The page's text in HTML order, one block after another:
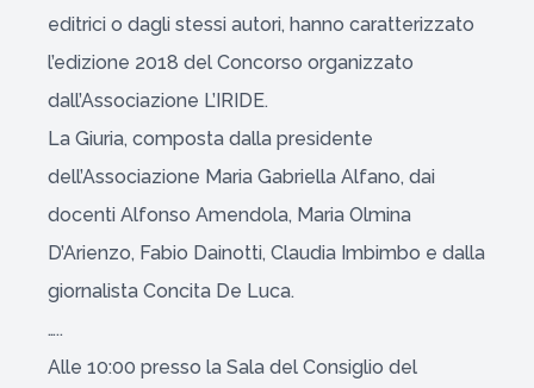
editrici o dagli stessi autori, hanno caratterizzato
l’edizione 2018 del Concorso organizzato
dall’Associazione L’IRIDE.
La Giuria, composta dalla presidente
dell’Associazione Maria Gabriella Alfano, dai
docenti Alfonso Amendola, Maria Olmina
D’Arienzo, Fabio Dainotti, Claudia Imbimbo e dalla
giornalista Concita De Luca.
…..
Alle 10:00 presso la Sala del Consiglio del